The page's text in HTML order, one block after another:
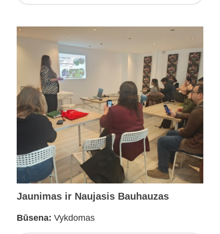
Jaunimas ir Naujasis Bauhauzas
Būsena: Vykdomas